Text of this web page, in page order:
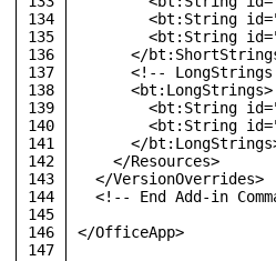
134
135
136
137
138
139
140
141
142
143
144
145
146
147
<bt:String id=
<bt:String id=
</
<!-- LongStrings
<bt:LongStrings>
<bt:String id=
<bt:String id=
</bt:LongStrings
</Resources>
</VersionOverrides>
<!-- End Add-in
</OfficeApp>